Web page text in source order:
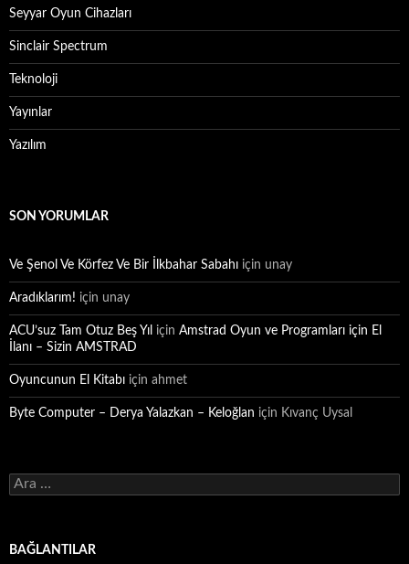
Seyyar Oyun Cihazları
Sinclair Spectrum
Teknoloji
Yayınlar
Yazılım
SON YORUMLAR
Ve Şenol Ve Körfez Ve Bir İlkbahar Sabahı için unay
Aradıklarım! için unay
ACU’suz Tam Otuz Beş Yıl için Amstrad Oyun ve Programları için El
İlanı – Sizin AMSTRAD
Oyuncunun El Kitabı için ahmet
Byte Computer – Derya Yalazkan – Keloğlan için Kıvanç Uysal
Arama:
BAĞLANTILAR